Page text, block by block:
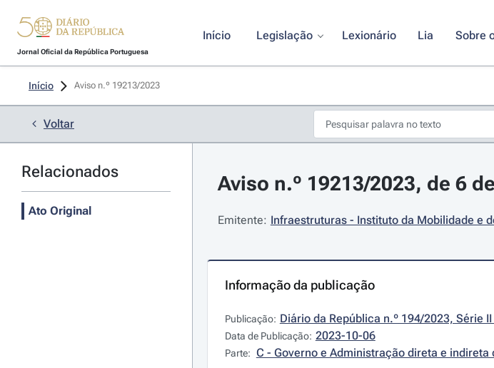
Jornal Oficial da República Portuguesa
Início Legislação Lexionário Lia Sobre
Início Aviso n.º 19213/2023
Voltar
Relacionados
Ato Original
Aviso n.º 19213/2023, de 6
Emitente: Infraestruturas - Instituto da Mobilidade e
Informação da publicação
Publicação: Diário da República n.º 194/2023, Série
Data de Publicação: 2023-10-06
Parte: C - Governo e Administração direta e indireta